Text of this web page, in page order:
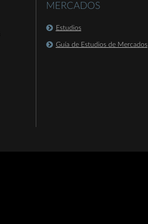
MERCADOS
Estudios
Guía de Estudios de Mercados